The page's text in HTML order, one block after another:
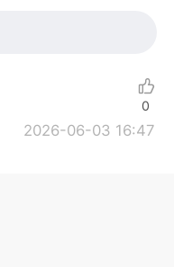
2026-06-03 16:47
0